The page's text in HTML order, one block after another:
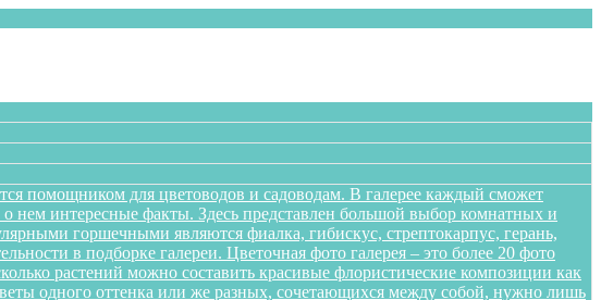
помощником для цветоводов и садоводам. В галерее каждый сможет
нем интересные факты. Здесь представлен большой выбор комнатных и
горшечными являются фиалка, гибискус, стрептокарпус, герань,
в подборке галереи. Цветочная фото галерея – это более 20 фото
растений можно составить красивые флористические композиции как
одного оттенка или же разных, сочетающихся между собой, нужно лишь